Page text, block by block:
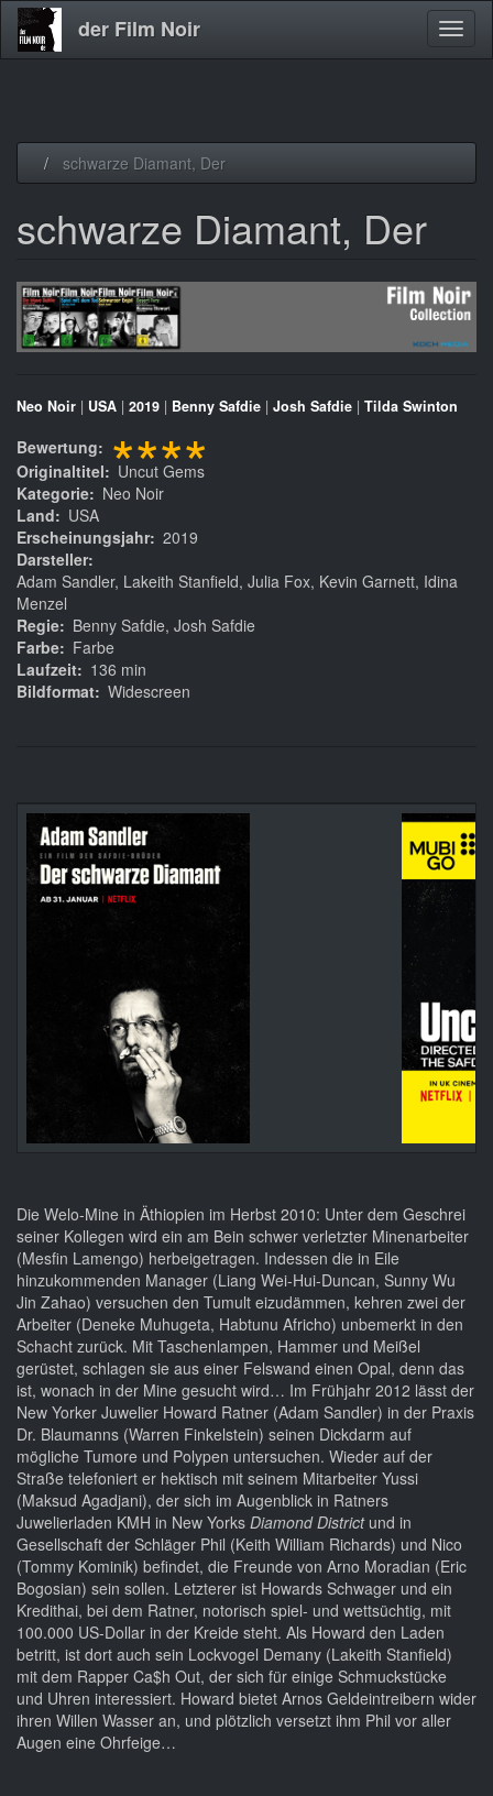
der Film Noir
schwarze Diamant, Der
schwarze Diamant, Der
Neo Noir | USA | 2019 | Benny Safdie | Josh Safdie | Tilda Swinton
Bewertung ****
Originaltitel
Uncut Gems
Kategorie
Neo Noir
Land
USA
Erscheinungsjahr 2019
Darsteller
Adam Sandler, Lakeith Stanfield, Julia Fox, Kevin Garnett, Idina
Menzel
Regie
Benny Safdie, Josh Safdie
Farbe
Farbe
Laufzeit
136 min
Bildformat Widescreen
Die Welo-Mine in Äthiopien im Herbst 2010: Unter dem Geschrei
seiner Kollegen wird ein am Bein schwer verletzter Minenarbeiter
(Mesfin Lamengo) herbeigetragen. Indessen die in Eile
hinzukommenden Manager (Liang Wei-Hui-Duncan, Sunny Wu
Jin Zahao) versuchen den Tumult eizudämmen, kehren zwei der
Arbeiter (Deneke Muhugeta, Habtunu Africho) unbemerkt in den
Schacht zurück. Mit Taschenlampen, Hammer und Meißel
gerüstet, schlagen sie aus einer Felswand einen Opal, denn das
ist, wonach in der Mine gesucht wird… Im Frühjahr 2012 lässt der
New Yorker Juwelier Howard Ratner (Adam Sandler) in der Praxis
Dr. Blaumanns (Warren Finkelstein) seinen Dickdarm auf
mögliche Tumore und Polypen untersuchen. Wieder auf der
Straße telefoniert er hektisch mit seinem Mitarbeiter Yussi
(Maksud Agadjani), der sich im Augenblick in Ratners
Juwelierladen KMH in New Yorks Diamond Districtund in
Gesellschaft der Schläger Phil (Keith William Richards) und Nico
(Tommy Kominik) befindet, die Freunde von Arno Moradian (Eric
Bogosian) sein sollen. Letzterer ist Howards Schwager und ein
Kredithai, bei dem Ratner, notorisch spiel- und wettsüchtig, mit
100.000 US-Dollar in der Kreide steht. Als Howard den Laden
betritt, ist dort auch sein Lockvogel Demany (Lakeith Stanfield)
mit dem Rapper Ca$h Out, der sich für einige Schmuckstücke
und Uhren interessiert. Howard bietet Arnos Geldeintreibern wider
ihren Willen Wasser an, und plötzlich versetzt ihm Phil vor aller
Augen eine Ohrfeige…